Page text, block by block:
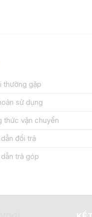
thường gặp
sử dụng
thức vận chuyển
đổi trả
trả góp